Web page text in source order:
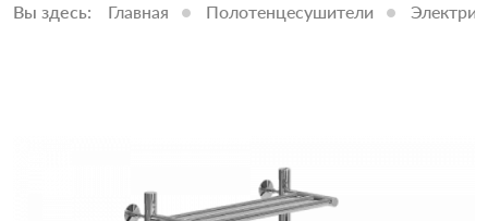
Вы здесь: Главная Полотенцесушители